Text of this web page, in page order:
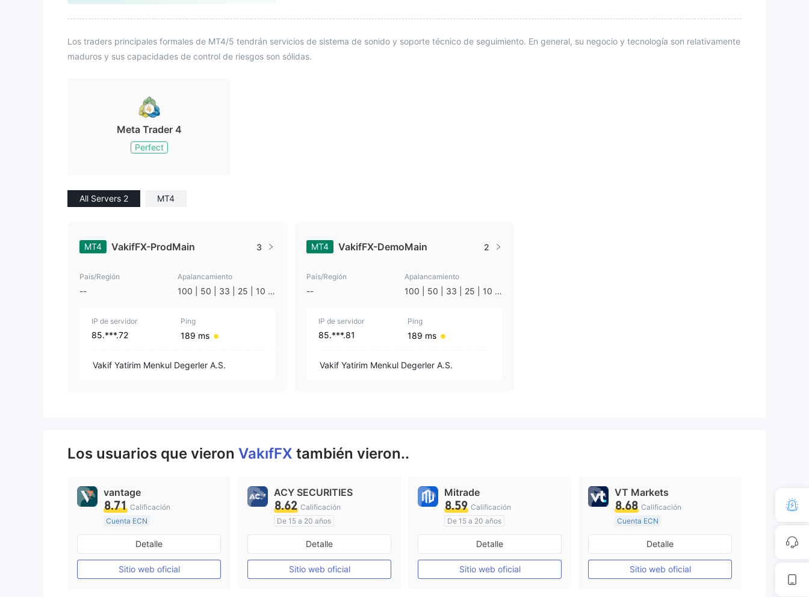
Los traders principales formales de MT4/5 tendrán servicios de sistema de sonido y soporte técnico de seguimiento. En general, su negocio y tecnología son relativamente
maduros y sus capacidades de control de riesgos son sólidas.
Meta Trader 4
Perfect
All Servers 2 MT4
MT4 VakifFX-ProdMain 3
País/Región
--
Apalancamiento
100 | 50 | 33 | 25 | 10 |
IP de servidor
85.***.72
Ping
189 ms
Vakif Yatirim Menkul Degerler A.S.
MT4 VakifFX-DemoMain 2
País/Región
--
Apalancamiento
100 | 50 | 33 | 25 | 10 |
IP de servidor
85.***.81
Ping
189 ms
Vakif Yatirim Menkul Degerler A.S.
Los usuarios que vieron VakıfFX también vieron..
vantage
8.71 Calificación
Cuenta ECN
De 10 a 15 años
Supervisión en Australia
Creación Mercado Forex (MM)
Licencia completa de MT4
Detalle
Sitio web oficial
ACY SECURITIES
8.62 Calificación
De 15 a 20 años
Supervisión en Australia
Licencia completa de MT4
Detalle
Sitio web oficial
Mitrade
8.59 Calificación
De 15 a 20 años
Supervisión en Australia
Auto-investigación
Detalle
Sitio web oficial
VT Markets
8.68 Calificación
Cuenta ECN
De 10 a 15 años
Supervisión en Australia
Creación Mercado Forex (MM)
Licencia completa de MT4
Detalle
Sitio web oficial